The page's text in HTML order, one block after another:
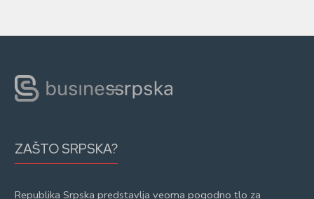
ZAŠTO SRPSKA?
Republika Srpska predstavlja veoma pogodno tlo za